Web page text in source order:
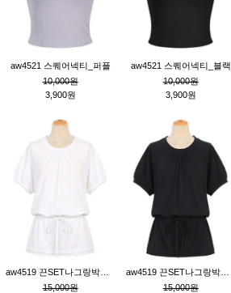
aw4521 스퀘어넥티_퍼플
10,000원
3,900원
aw4521 스퀘어넥티_블랙
10,000원
3,900원
15,000원
15,000원